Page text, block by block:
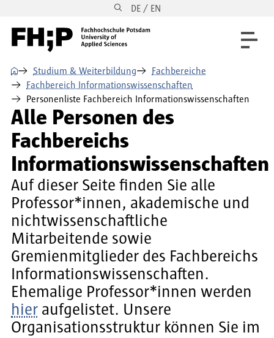
Direkt zur Hauptnavigation DE / EN
⌂ Studium & Weiterbildung
Fachbereiche
Fachbereich Informationswissenschaften
Personenliste Fachbereich Informationswissenschaften
Alle Personen des
Fachbereichs
Informationswissenschaften
Auf dieser Seite finden Sie alle
Professor*innen, akademische und
nichtwissenschaftliche
Mitarbeitende sowie
Gremienmitglieder des Fachbereichs
Informationswissenschaften.
Ehemalige Professor*innen werden
hier aufgelistet. Unsere
Organisationsstruktur können Sie im